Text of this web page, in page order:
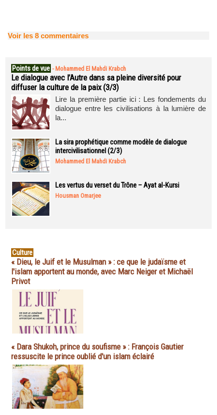
Voir les 8 commentaires
Points de vue - Mohammed El Mahdi Krabch
Le dialogue avec l’Autre dans sa pleine diversité pour
diffuser la culture de la paix (3/3)
Lire la première partie ici : Les fondements du
dialogue entre les civilisations à la lumière de
la...
La sira prophétique comme modèle de dialogue
intercivilisationnel (2/3)
Mohammed El Mahdi Krabch
Les vertus du verset du Trône – Ayat al-Kursi
Housman Omarjee
Culture
« Dieu, le Juif et le Musulman » : ce que le judaïsme et
l'islam apportent au monde, avec Marc Neiger et Michaël
Privot
« Dara Shukoh, prince du soufisme » : François Gautier
ressuscite le prince oublié d'un islam éclairé